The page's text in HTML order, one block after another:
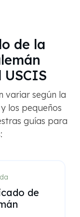
de la
variar según la
los pequeños
guías para
de